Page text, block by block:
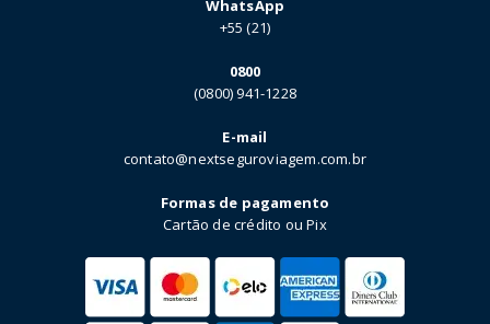
WhatsApp
+55 (21)
0800
(0800) 941-1228
E-mail
contato@nextseguroviagem.com.br
Formas de pagamento
Cartão de crédito ou Pix